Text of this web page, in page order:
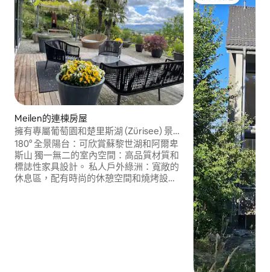
Meilen的連棟房屋
擁有專屬葡萄園和楚里斯湖 (Zürisee) 景觀
的設計寶地
180° 全景陽台：可欣賞蘇黎世湖和阿爾卑
斯山 獨一無二的室內空間：高品質材質和
標誌性家具設計。 私人戶外綠洲：寬敞的
休息區，配有時尚的休憩空間和燒烤設